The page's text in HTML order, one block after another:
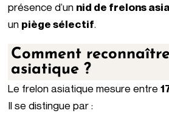
présence d’un nid de frelons
un piège sélectif.
Comment
asiatique ?
Le frelon asiatique mesure entre
Il se distingue par :